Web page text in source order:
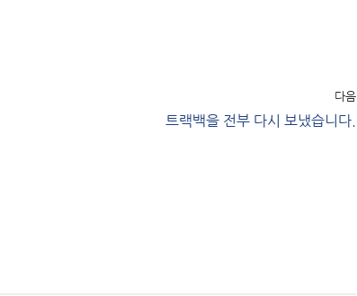
다음
트랙백을 전부 다시 보냈습니다.